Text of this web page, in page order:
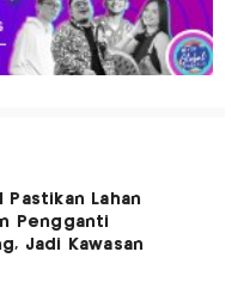
Pastikan Lahan
Pengganti
Jadi Kawasan